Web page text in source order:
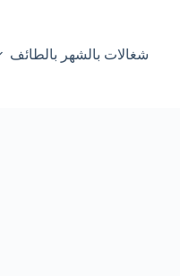
شغالات بالشهر بالطائف